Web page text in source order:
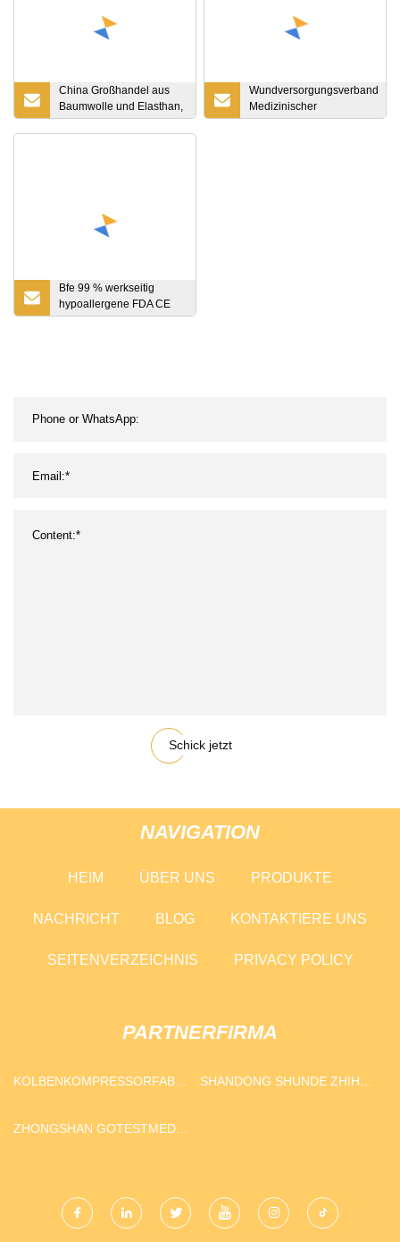
China Großhandel aus
Baumwolle und Elasthan,
elastische Bandage mit
Clips, Kreppbandage
Wundversorgungsverband
Medizinischer
Klebstoff+Schaumverband
Bfe 99 % werkseitig
hypoallergene FDA CE
Level 3 schützende
Schick jetzt
NAVIGATION
HEIM ÜBER UNS PRODUKTE
NACHRICHT BLOG KONTAKTIERE UNS
SEITENVERZEICHNIS PRIVACY POLICY
PARTNERFIRMA
KOLBENKOMPRESSORFABRIK
SHANDONG SHUNDE ZHIHUI
ZHONGSHAN GOTESTMED